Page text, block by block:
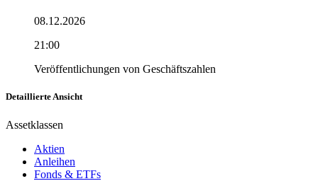
08.12.2026
21:00
Veröffentlichungen von Geschäftszahlen
Detaillierte Ansicht
Assetklassen
Aktien
Anleihen
Fonds & ETFs